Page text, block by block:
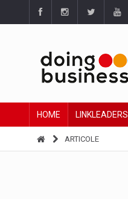
HOME LINKLEADERS
ARTICOLE